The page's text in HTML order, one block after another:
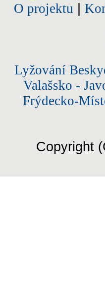
O projektu
Lyžování
Valašsko -
Frýdecko-
Copyright